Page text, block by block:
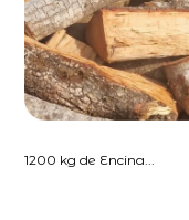
1200 kg de Encina...